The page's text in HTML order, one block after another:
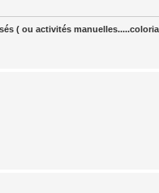
( ou activités